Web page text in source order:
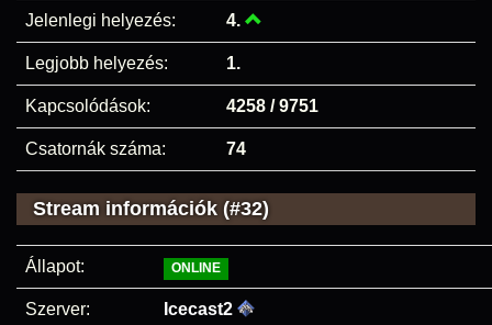
Jelenlegi helyezés: 4.
Legjobb helyezés: 1.
Kapcsolódások: 4258 / 9751
Csatornák száma: 74
Stream információk (#32)
Állapot: ONLINE
Szerver: Icecast2